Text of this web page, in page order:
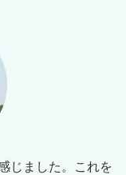
じました。これを